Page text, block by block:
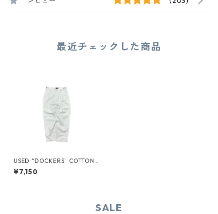
最近チェックした商品
USED "DOCKERS" COTTON
CHINO PANTS
¥7,150
SALE